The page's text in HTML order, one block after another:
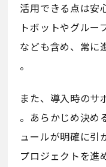
活用できる点は安
トボットやグルー
なども含め、常に
。
また、導入時のサ
。あらかじめ決め
ュールが明確に引
プロジェクトを進